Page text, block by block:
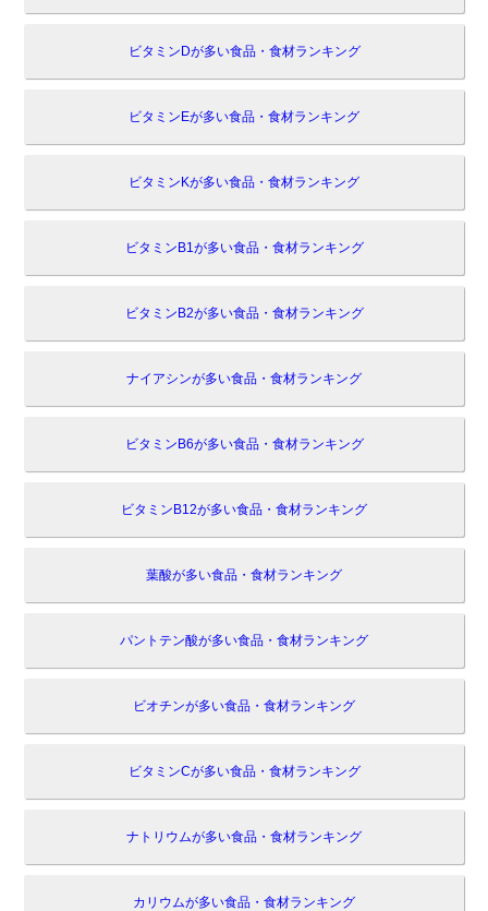
ビタミンDが多い食品・食材ランキング
ビタミンEが多い食品・食材ランキング
ビタミンKが多い食品・食材ランキング
ビタミンB1が多い食品・食材ランキング
ビタミンB2が多い食品・食材ランキング
ナイアシンが多い食品・食材ランキング
ビタミンB6が多い食品・食材ランキング
ビタミンB12が多い食品・食材ランキング
葉酸が多い食品・食材ランキング
パントテン酸が多い食品・食材ランキング
ビオチンが多い食品・食材ランキング
ビタミンCが多い食品・食材ランキング
ナトリウムが多い食品・食材ランキング
カリウムが多い食品・食材ランキング